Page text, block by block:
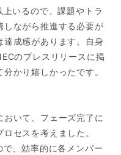
いるので、課題やトラ
しながら推進する必要が
達成感があります。自身
のプレスリリースに掲
かり嬉しかったです。
いて、フェーズ完了に
セスを考えました。
、効率的に各メンバー